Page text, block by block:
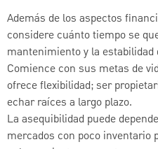
Además de los aspectos
considere cuánto tiempo se
mantenimiento y la estabilidad
Comience con sus metas de
ofrece flexibilidad; ser
echar raíces a largo plazo.
La asequibilidad puede
mercados con poco inventario